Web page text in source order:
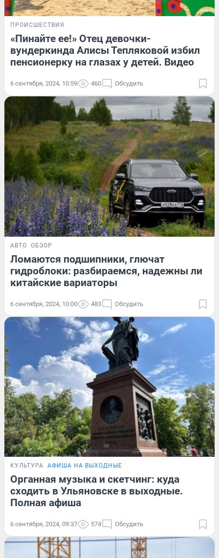
ПРОИСШЕСТВИЯ
«Пинайте ее!» Отец девочки-
вундеркинда Алисы Тепляковой избил
пенсионерку на глазах у детей. Видео
6 сентября, 2024, 10:59 460 Обсудить
АВТО ОБЗОР
Ломаются подшипники, глючат
гидроблоки: разбираемся, надежны ли
китайские вариаторы
6 сентября, 2024, 10:00 483 Обсудить
КУЛЬТУРА АФИША НА ВЫХОДНЫЕ
Органная музыка и скетчинг: куда
сходить в Ульяновске в выходные.
Полная афиша
6 сентября, 2024, 09:37 574 Обсудить